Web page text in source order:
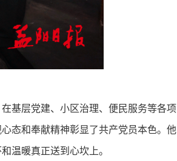
基层党建、小区治理、便民服务等各项
态和奉献精神彰显了共产党员本色。他
温暖真正送到心坎上。